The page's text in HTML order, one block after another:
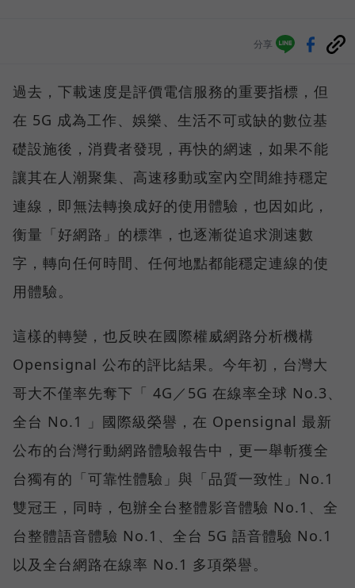
分享
過去，下載速度是評價電信服務的重要指標，但
在 5G 成為工作、娛樂、生活不可或缺的數位基
礎設施後，消費者發現，再快的網速，如果不能
讓其在人潮聚集、高速移動或室內空間維持穩定
連線，即無法轉換成好的使用體驗，也因如此，
衡量「好網路」的標準，也逐漸從追求測速數
字，轉向任何時間、任何地點都能穩定連線的使
用體驗。
這樣的轉變，也反映在國際權威網路分析機構
Opensignal 公布的評比結果。今年初，台灣大
哥大不僅率先奪下「 4G／5G 在線率全球 No.3、
全台 No.1 」國際級榮譽，在 Opensignal 最新
公布的台灣行動網路體驗報告中，更一舉斬獲全
台獨有的「可靠性體驗」與「品質一致性」No.1
雙冠王，同時，包辦全台整體影音體驗 No.1、全
台整體語音體驗 No.1、全台 5G 語音體驗 No.1
以及全台網路在線率 No.1 多項榮譽。